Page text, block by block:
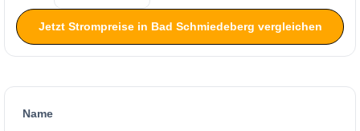
Jetzt Strompreise in Bad Schmiedeberg vergleichen
Name